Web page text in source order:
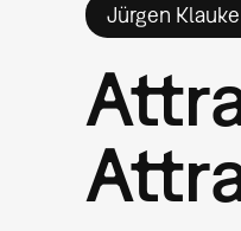
Jürgen Klauke